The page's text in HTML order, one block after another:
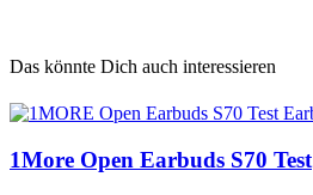
Das könnte Dich auch interessieren
1More Open Earbuds S70 Test